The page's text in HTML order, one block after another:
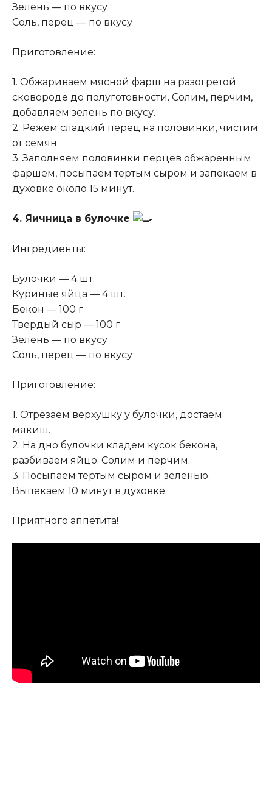
Зелень — по вкусу
Соль, перец — по вкусу
Приготовление:
1. Обжариваем мясной фарш на разогретой
сковороде до полуготовности. Солим, перчим,
добавляем зелень по вкусу.
2. Режем сладкий перец на половинки, чистим
от семян.
3. Заполняем половинки перцев обжаренным
фаршем, посыпаем тертым сыром и запекаем в
духовке около 15 минут.
4. Яичница в булочке
Ингредиенты:
Булочки — 4 шт.
Куриные яйца — 4 шт.
Бекон — 100 г
Твердый сыр — 100 г
Зелень — по вкусу
Соль, перец — по вкусу
Приготовление:
1. Отрезаем верхушку у булочки, достаем
мякиш.
2. На дно булочки кладем кусок бекона,
разбиваем яйцо. Солим и перчим.
3. Посыпаем тертым сыром и зеленью.
Выпекаем 10 минут в духовке.
Приятного аппетита!